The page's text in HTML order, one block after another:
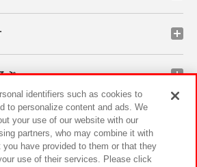
ぶ
ーン
identifiers such as cookies to
to personalize content and ads. We
your use of our website with our
partners, who may combine it with
you have provided to them or that they
use of their services. Please click